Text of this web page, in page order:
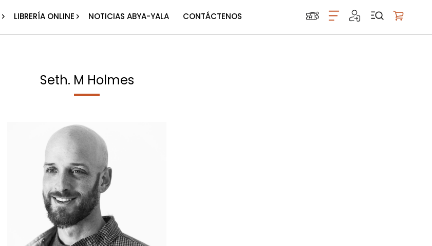
LIBRERÍA ONLINE NOTICIAS ABYA-YALA CONTÁCTENOS
Seth. M Holmes